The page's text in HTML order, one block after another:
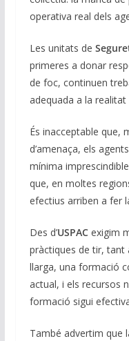
operativa real dels
Les unitats de
primeres a donar
de foc, continuen
adequada a la
És inacceptable que,
d’amenaça, els
mínima
que, en moltes
efectius arriben a fer
Des d’USPACexigim
pràctiques de tir,
llarga, una formació
actual, i els recursos
formació sigui
També advertim que